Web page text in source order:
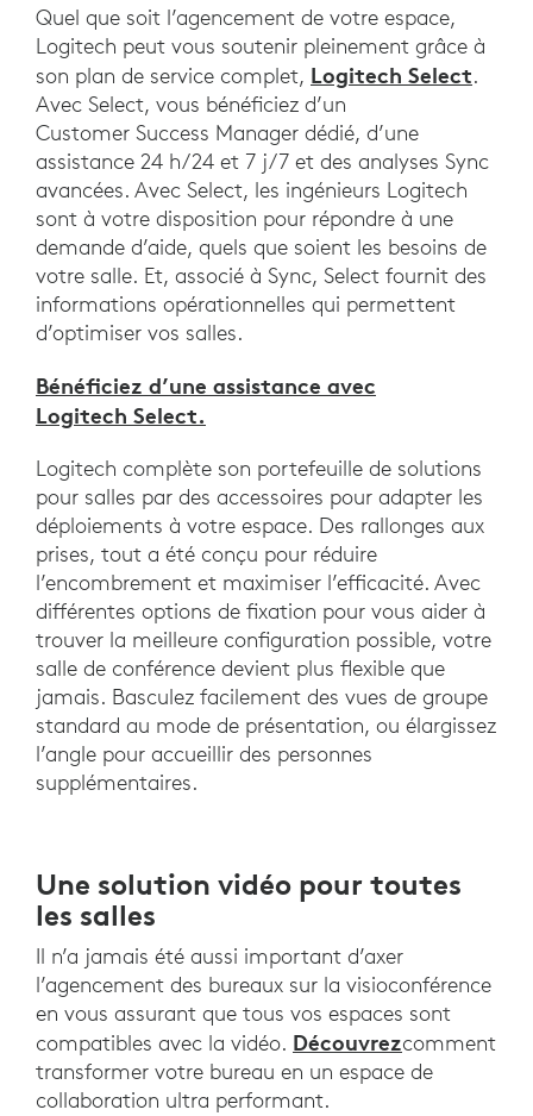
Quel que soit l’agencement de votre espace,
Logitech peut vous soutenir pleinement grâce à
son plan de service complet, Logitech Select.
Avec Select, vous bénéficiez d’un
Customer Success Manager dédié, d’une
assistance 24 h/24 et 7 j/7 et des analyses Sync
avancées. Avec Select, les ingénieurs Logitech
sont à votre disposition pour répondre à une
demande d’aide, quels que soient les besoins de
votre salle. Et, associé à Sync, Select fournit des
informations opérationnelles qui permettent
d’optimiser vos salles.
Bénéficiez d’une assistance avec
Logitech Select.
Logitech complète son portefeuille de solutions
pour salles par des accessoires pour adapter les
déploiements à votre espace. Des rallonges aux
prises, tout a été conçu pour réduire
l’encombrement et maximiser l’efficacité. Avec
différentes options de fixation pour vous aider à
trouver la meilleure configuration possible, votre
salle de conférence devient plus flexible que
jamais. Basculez facilement des vues de groupe
standard au mode de présentation, ou élargissez
l’angle pour accueillir des personnes
supplémentaires.
Une solution vidéo pour toutes
les salles
Il n’a jamais été aussi important d’axer
l’agencement des bureaux sur la visioconférence
en vous assurant que tous vos espaces sont
compatibles avec la vidéo. Découvrezcomment
transformer votre bureau en un espace de
collaboration ultra performant.